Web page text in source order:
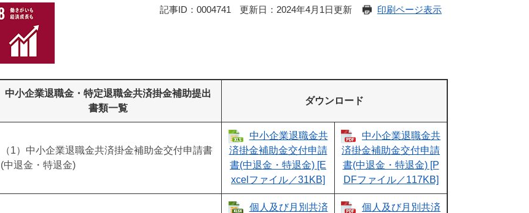
記事ID：0004741 更新日：2024年4月1日更新 印刷ページ表示
中小企業退職金・特定退職金共済掛金補助提出
書類一覧
ダウンロード
（1）中小企業退職金共済掛金補助金交付申請書
(中退金・特退金)
中小企業退職金共
済掛金補助金交付申請
書(中退金・特退金) [E
xcelファイル／31KB]
中小企業退職金共
済掛金補助金交付申請
書(中退金・特退金) [P
DFファイル／117KB]
個人及び月別共済
個人及び月別共済